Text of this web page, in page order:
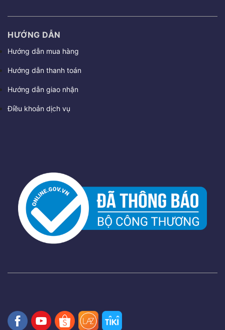
HƯỚNG DẪN
Hướng dẫn mua hàng
Hướng dẫn thanh toán
Hướng dẫn giao nhận
Điều khoản dịch vụ